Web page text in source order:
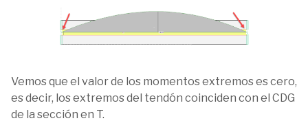
Vemos que el valor de los momentos extremos es cero,
es decir, los extremos del tendón coinciden con el CDG
de la sección en T.